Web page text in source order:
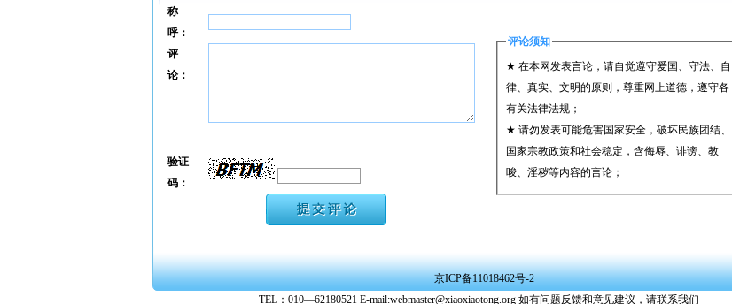
称
呼：
评论须知
★ 在本网发表言论，请自觉遵守爱国、守法、自
律、真实、文明的原则，尊重网上道德，遵守各
有关法律法规；
★ 请勿发表可能危害国家安全，破坏民族团结、
国家宗教政策和社会稳定，含侮辱、诽谤、教
唆、淫秽等内容的言论；
★ 承担一切因您的行为而直接或间接导致的民事
转载、引用或者删除；
★ 参与评论，即表明您已经阅读并接受上述条
款。
评
论：
验证
码：
京ICP备11018462号-2
TEL：010—62180521 E-mail:webmaster@xiaoxiaotong.org 如有问题反馈和意见建议，请联系我们